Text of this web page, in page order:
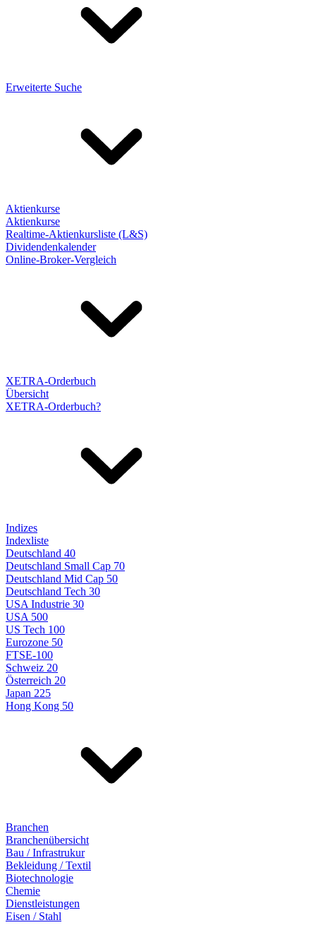
Erweiterte Suche
Aktienkurse
Aktienkurse
Realtime-Aktienkursliste (L&S)
Dividendenkalender
Online-Broker-Vergleich
XETRA-Orderbuch
Übersicht
XETRA-Orderbuch?
Indizes
Indexliste
Deutschland 40
Deutschland Small Cap 70
Deutschland Mid Cap 50
Deutschland Tech 30
USA Industrie 30
USA 500
US Tech 100
Eurozone 50
FTSE-100
Schweiz 20
Österreich 20
Japan 225
Hong Kong 50
Branchen
Branchenübersicht
Bau / Infrastrukur
Bekleidung / Textil
Biotechnologie
Chemie
Dienstleistungen
Eisen / Stahl